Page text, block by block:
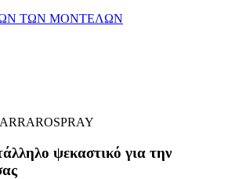
ΤΩΝ ΜΟΝΤΕΛΩΝ
ψεκαστικό για την